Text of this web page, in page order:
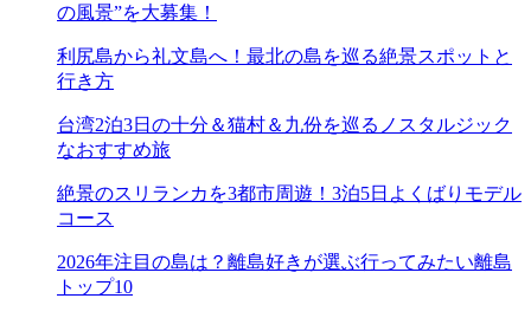
の風景”を大募集！
利尻島から礼文島へ！最北の島を巡る絶景スポットと
行き方
台湾2泊3日の十分＆猫村＆九份を巡るノスタルジック
なおすすめ旅
絶景のスリランカを3都市周遊！3泊5日よくばりモデル
コース
2026年注目の島は？離島好きが選ぶ行ってみたい離島
トップ10